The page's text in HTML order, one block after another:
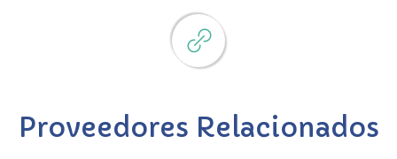
Proveedores Relacionados